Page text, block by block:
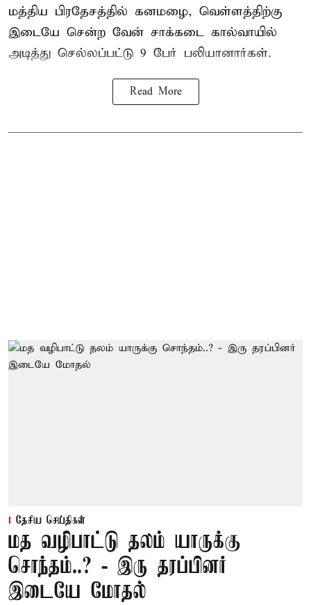
மத்திய பிரதேசத்தில் கனமழை, வெள்ளத்திற்கு
இடையே சென்ற வேன் சாக்கடை கால்வாயில்
அடித்து செல்லப்பட்டு 9 பேர் பலியானார்கள்.
Read More
தேசிய செய்திகள்
மத வழிபாட்டு தலம் யாருக்கு
சொந்தம்..? - இரு தரப்பினர்
இடையே மோதல்